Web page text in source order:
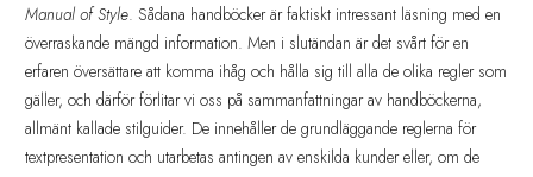
Manual of Style. Sådana handböcker är faktiskt intressant läsning med en
överraskande mängd information. Men i slutändan är det svårt för en
erfaren översättare att komma ihåg och hålla sig till alla de olika regler som
gäller, och därför förlitar vi oss på sammanfattningar av handböckerna,
allmänt kallade stilguider. De innehåller de grundläggande reglerna för
textpresentation och utarbetas antingen av enskilda kunder eller, om de